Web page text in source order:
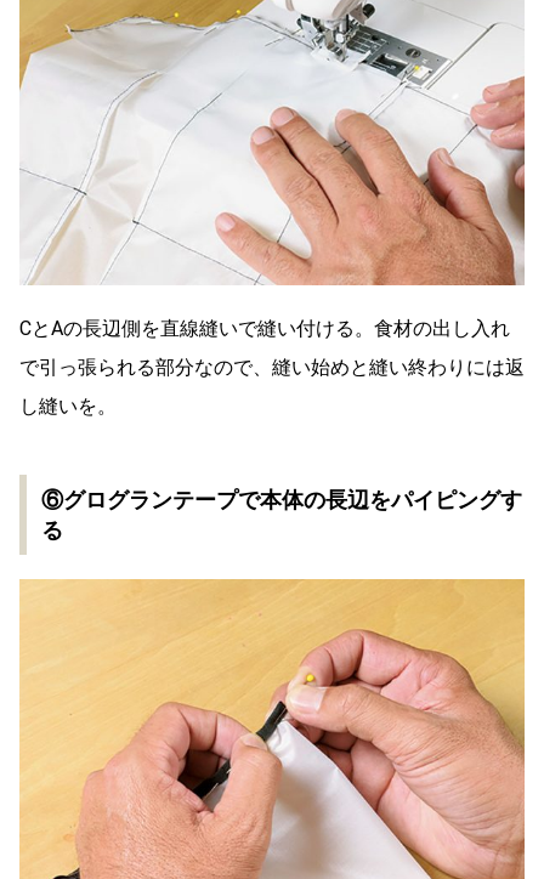
CとAの長辺側を直線縫いで縫い付ける。食材の出し入れ
で引っ張られる部分なので、縫い始めと縫い終わりには返
し縫いを。
⑥グログランテープで本体の長辺をパイピングす
る